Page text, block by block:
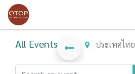
All Events ประเทศไทย